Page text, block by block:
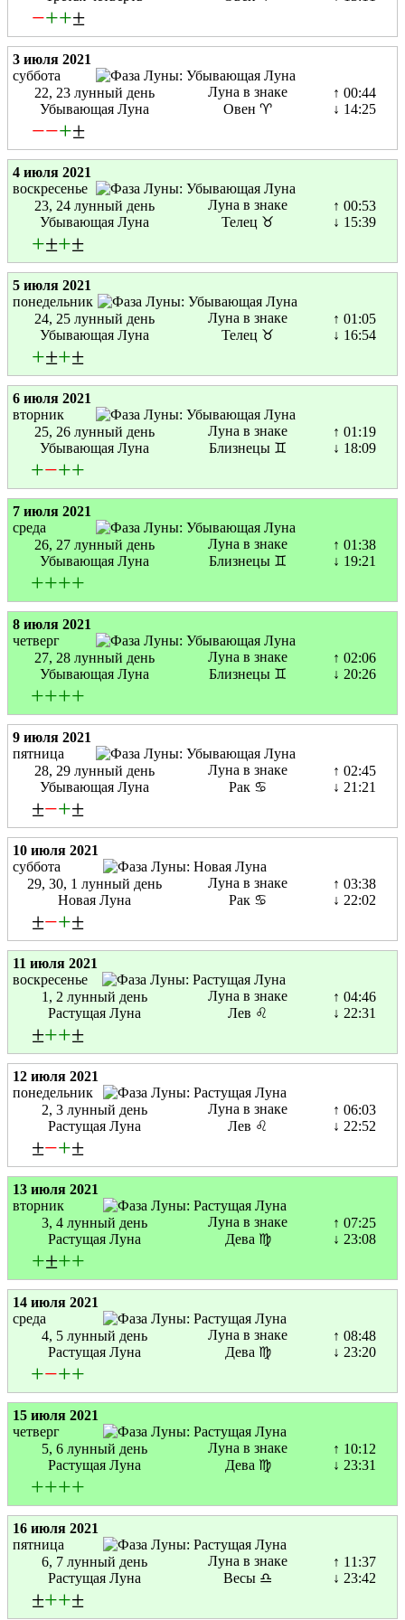
−++±
3 июля 2021
суббота
22, 23 лунный день
Убывающая Луна
Луна в знаке
Овен ♈
↑ 00:44
↓ 14:25
−−+±
4 июля 2021
воскресенье
23, 24 лунный день
Убывающая Луна
Луна в знаке
Телец ♉
↑ 00:53
↓ 15:39
+±+±
5 июля 2021
понедельник
24, 25 лунный день
Убывающая Луна
Луна в знаке
Телец ♉
↑ 01:05
↓ 16:54
+±+±
6 июля 2021
вторник
25, 26 лунный день
Убывающая Луна
Луна в знаке
Близнецы ♊
↑ 01:19
↓ 18:09
+−++
7 июля 2021
среда
26, 27 лунный день
Убывающая Луна
Луна в знаке
Близнецы ♊
↑ 01:38
↓ 19:21
++++
8 июля 2021
четверг
27, 28 лунный день
Убывающая Луна
Луна в знаке
Близнецы ♊
↑ 02:06
↓ 20:26
++++
9 июля 2021
пятница
28, 29 лунный день
Убывающая Луна
Луна в знаке
Рак ♋
↑ 02:45
↓ 21:21
±−+±
10 июля 2021
суббота
29, 30, 1 лунный день
Новая Луна
Луна в знаке
Рак ♋
↑ 03:38
↓ 22:02
±−+±
11 июля 2021
воскресенье
1, 2 лунный день
Растущая Луна
Луна в знаке
Лев ♌
↑ 04:46
↓ 22:31
±++±
12 июля 2021
понедельник
2, 3 лунный день
Растущая Луна
Луна в знаке
Лев ♌
↑ 06:03
↓ 22:52
±−+±
13 июля 2021
вторник
3, 4 лунный день
Растущая Луна
Луна в знаке
Дева ♍
↑ 07:25
↓ 23:08
+±++
14 июля 2021
среда
4, 5 лунный день
Растущая Луна
Луна в знаке
Дева ♍
↑ 08:48
↓ 23:20
+−++
15 июля 2021
четверг
5, 6 лунный день
Растущая Луна
Луна в знаке
Дева ♍
↑ 10:12
↓ 23:31
++++
16 июля 2021
пятница
6, 7 лунный день
Растущая Луна
Луна в знаке
Весы ♎
↑ 11:37
↓ 23:42
±++±